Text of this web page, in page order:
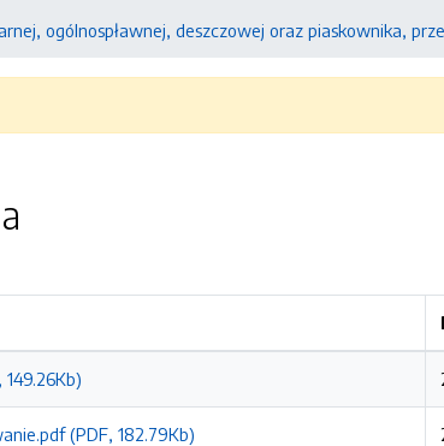
ogólnospławnej, deszczowej oraz piaskownika,
(PDF, 182.79Kb)